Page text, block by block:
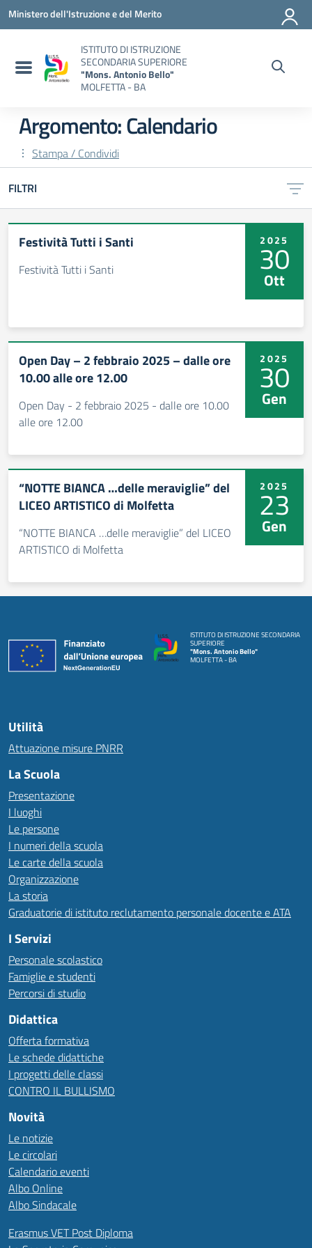
Vai ai contenuti
Vai al menu di navigazione
Vai al footer
Ministero dell'Istruzione e del Merito
ISTITUTO DI ISTRUZIONE
SECONDARIA SUPERIORE
"Mons. Antonio Bello"
MOLFETTA - BA
Argomento: Calendario
Stampa / Condividi
FILTRI
2025
30
Ott
Festività Tutti i Santi
Festività Tutti i Santi
2025
30
Gen
Open Day – 2 febbraio 2025 – dalle ore
10.00 alle ore 12.00
Open Day - 2 febbraio 2025 - dalle ore 10.00
alle ore 12.00
2025
23
Gen
“NOTTE BIANCA …delle meraviglie” del
LICEO ARTISTICO di Molfetta
“NOTTE BIANCA …delle meraviglie” del LICEO
ARTISTICO di Molfetta
ISTITUTO DI ISTRUZIONE SECONDARIA
SUPERIORE
"Mons. Antonio Bello"
MOLFETTA - BA
Utilità
Attuazione misure PNRR
La Scuola
Presentazione
I luoghi
Le persone
I numeri della scuola
Le carte della scuola
Organizzazione
La storia
Graduatorie di istituto reclutamento personale docente e ATA
I Servizi
Personale scolastico
Famiglie e studenti
Percorsi di studio
Didattica
Offerta formativa
Le schede didattiche
I progetti delle classi
CONTRO IL BULLISMO
Novità
Le notizie
Le circolari
Calendario eventi
Albo Online
Albo Sindacale
Erasmus VET Post Diploma